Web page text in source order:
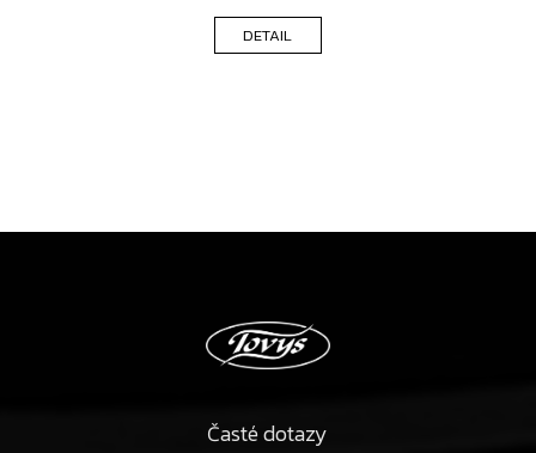
DETAIL
Časté dotazy